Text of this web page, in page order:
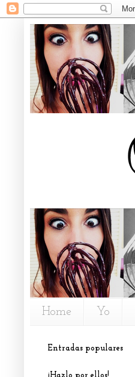
Home Yo
Entradas populares